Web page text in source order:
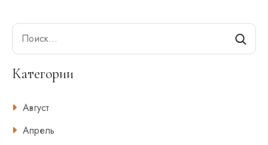
Search
Категории
Август
Апрель